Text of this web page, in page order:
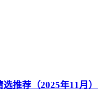
推荐（2025年11月）